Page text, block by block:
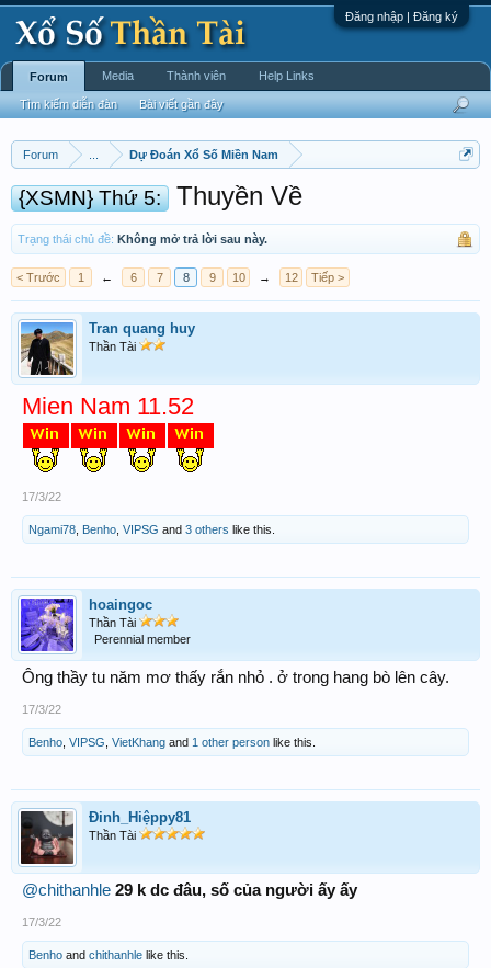
Đăng nhập | Đăng ký
Forum Dự Đoán Xổ Số Miền Nam
{XSMN} Thứ 5: Thuyền Về
Trạng thái chủ đề: Không mở trả lời sau này.
< Trước 1 ← 6 7 8 9 10 → 12 Tiếp >
Tran quang huy
Thần Tài
Mien Nam 11.52
17/3/22
Ngami78 Benho VIPSG and 3 others like this.
hoaingoc
Thần Tài
Perennial member
Ông thầy tu năm mơ thấy rắn nhỏ . ở trong hang bò lên cây.
17/3/22
Benho VIPSG VietKhang and 1 other person like this.
Đinh_Hiệppy81
Thần Tài
@chithanhle 29 k dc đâu, số của người ấy ấy
17/3/22
Benho and chithanhle like this.
Forum
Tìm kiếm diễn đàn Bài viết gần đây
Media Thành viên Help Links